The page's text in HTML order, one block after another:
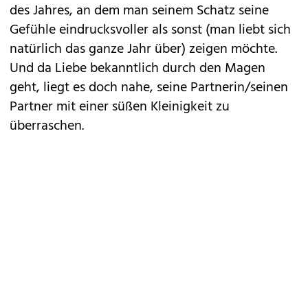
des Jahres, an dem man seinem Schatz seine
Gefühle eindrucksvoller als sonst (man liebt sich
natürlich das ganze Jahr über) zeigen möchte.
Und da Liebe bekanntlich durch den Magen
geht, liegt es doch nahe, seine Partnerin/seinen
Partner mit einer süßen Kleinigkeit zu
überraschen.